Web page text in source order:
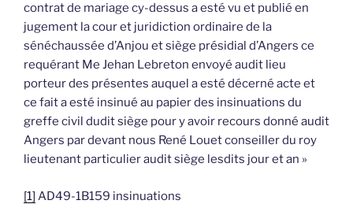
contrat de mariage cy-dessus a esté vu et publié en
jugement la cour et juridiction ordinaire de la
sénéchaussée d’Anjou et siège présidial d’Angers ce
requérant Me Jehan Lebreton envoyé audit lieu
porteur des présentes auquel a esté décerné acte et
ce fait a esté insinué au papier des insinuations du
greffe civil dudit siège pour y avoir recours donné audit
Angers par devant nous René Louet conseiller du roy
lieutenant particulier audit siège lesdits jour et an »
[1] AD49-1B159 insinuations